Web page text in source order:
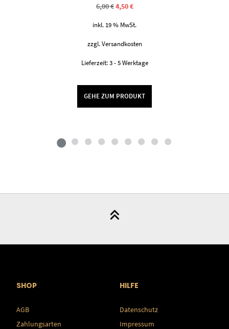
6,00€Ursprünglicher
Preis
6,00 €
4,50€Aktueller
4,50 €.
inkl. 19 % MwSt.
zzgl. Versandkosten
Lieferzeit: 3 - 5 Werktage
GEHE ZUM PRODUKT
SHOP
AGB
Zahlungsarten
HILFE
Datenschutz
Impressum